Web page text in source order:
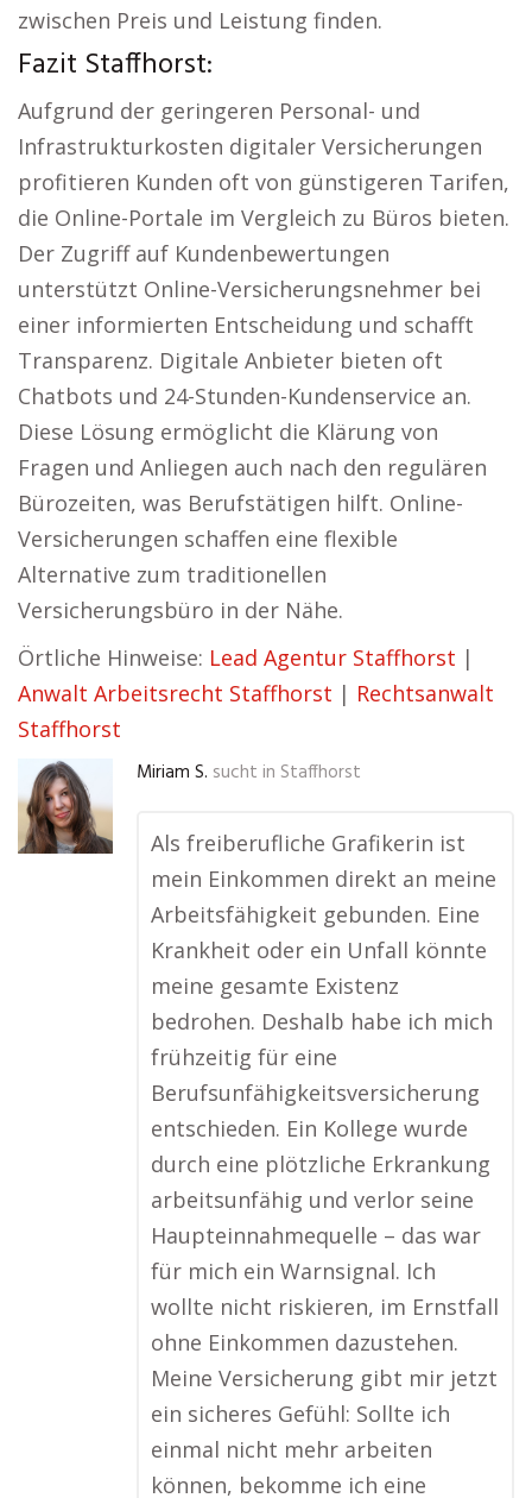
zwischen Preis und Leistung finden.
Fazit Staffhorst:
Aufgrund der geringeren Personal- und
Infrastrukturkosten digitaler Versicherungen
profitieren Kunden oft von günstigeren Tarifen,
die Online-Portale im Vergleich zu Büros bieten.
Der Zugriff auf Kundenbewertungen
unterstützt Online-Versicherungsnehmer bei
einer informierten Entscheidung und schafft
Transparenz. Digitale Anbieter bieten oft
Chatbots und 24-Stunden-Kundenservice an.
Diese Lösung ermöglicht die Klärung von
Fragen und Anliegen auch nach den regulären
Bürozeiten, was Berufstätigen hilft. Online-
Versicherungen schaffen eine flexible
Alternative zum traditionellen
Versicherungsbüro in der Nähe.
Örtliche Hinweise: Lead Agentur Staffhorst |
Anwalt Arbeitsrecht Staffhorst | Rechtsanwalt
Staffhorst
Miriam S. sucht in Staffhorst
Als freiberufliche Grafikerin ist
mein Einkommen direkt an meine
Arbeitsfähigkeit gebunden. Eine
Krankheit oder ein Unfall könnte
meine gesamte Existenz
bedrohen. Deshalb habe ich mich
frühzeitig für eine
Berufsunfähigkeitsversicherung
entschieden. Ein Kollege wurde
durch eine plötzliche Erkrankung
arbeitsunfähig und verlor seine
Haupteinnahmequelle – das war
für mich ein Warnsignal. Ich
wollte nicht riskieren, im Ernstfall
ohne Einkommen dazustehen.
Meine Versicherung gibt mir jetzt
ein sicheres Gefühl: Sollte ich
einmal nicht mehr arbeiten
können, bekomme ich eine